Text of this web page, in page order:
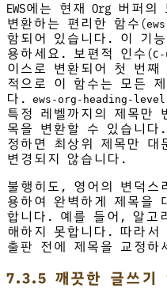
EWS에는 현재 Org 버퍼
변환하는 편리한 함수(
함되어 있습니다. 이 기
용하세요. 보편적 인수(C-
이스로 변환되어 첫 번
적으로 이 함수는 모든
다.
ews-org-heading-
특정 레벨까지의 제목만
목을 변환할 수 있습니
정하면 최상위 제목만 대
변경되지 않습니다.
불행히도, 영어의 변덕스
용하여 완벽하게 제목을
합니다. 예를 들어, 알고
해하지 못합니다. 따라
출판 전에 제목을 교정하
7.3.5 깨끗한 글쓰기